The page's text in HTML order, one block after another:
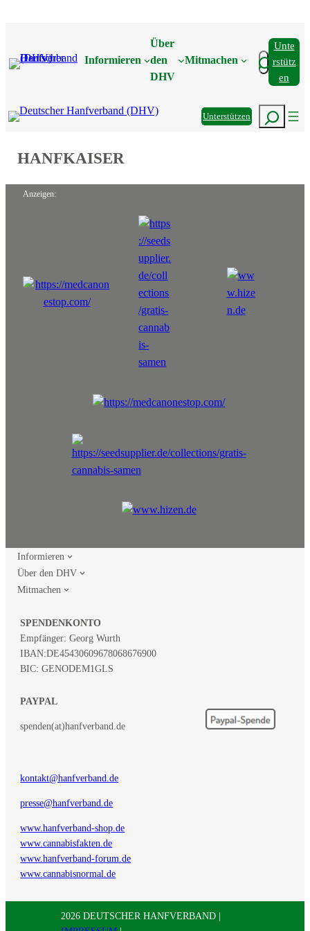
Informieren
Über
den
DHV
Mitmachen Suchen
Unte
Rstütz
En
UnterstützenSuchen
HANFKAISER
Anzeigen:
Informieren
Über den DHV
Mitmachen
SPENDENKONTO
Empfänger: Georg Wurth
IBAN:DE45430609678068676900
BIC: GENODEM1GLS
PAYPAL
spenden(at)hanfverband.de
kontakt@hanfverband.de
presse@hanfverband.de
www.hanfverband-shop.de
www.cannabisfakten.de
www.hanfverband-forum.de
www.cannabisnormal.de
2026 DEUTSCHER HANFVERBAND |